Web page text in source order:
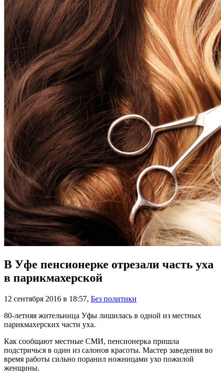
В Уфе пенсионерке отрезали часть уха
в парикмахерской
12 сентября 2016 в 18:57, Без политики
80-летняя жительница Уфы лишилась в одной из местных
парикмахерских части уха.
Как сообщают местные СМИ, пенсионерка пришла
подстричься в один из салонов красоты. Мастер заведения во
время работы сильно поранил ножницами ухо пожилой
женщины.